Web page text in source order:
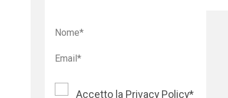
Accetto la Privacy Policy*